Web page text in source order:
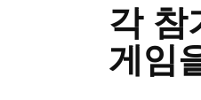
각 참
게임